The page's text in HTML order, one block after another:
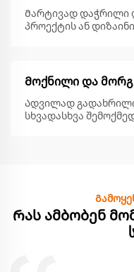
Მარტივად დაჭრილი
პროექტის ან
Მოქნილი და
Ადვილად
სხვადასხვა
Რას ამბობენ